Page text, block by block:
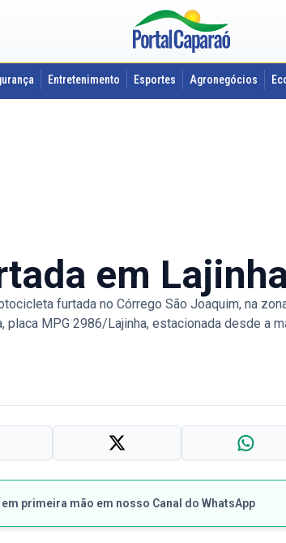
Entretenimento Esportes Agronegócios
em
furtada no Córrego São Joaquim, na
MPG 2986/Lajinha, estacionada desde a
primeira mão em nosso Canal do WhatsApp